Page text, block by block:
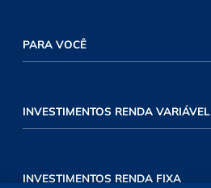
PARA VOCÊ
INVESTIMENTOS RENDA VARIÁVEL
INVESTIMENTOS RENDA FIXA